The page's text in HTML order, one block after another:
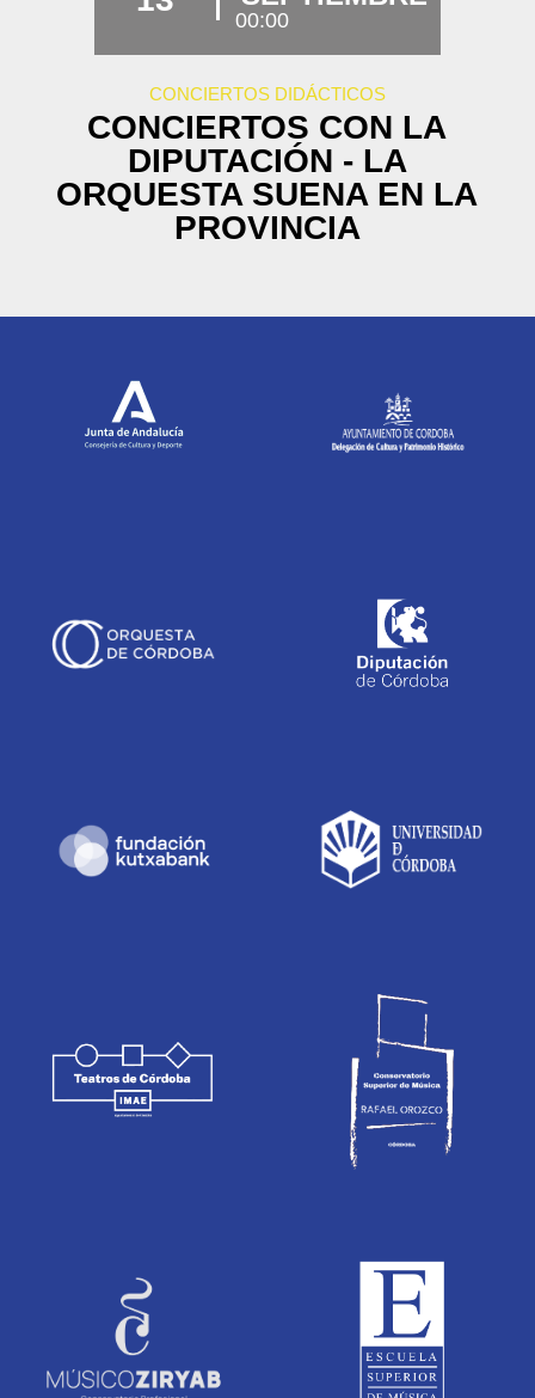
00:00
CONCIERTOS DIDÁCTICOS
CONCIERTOS CON LA
DIPUTACIÓN - LA
ORQUESTA SUENA EN LA
PROVINCIA